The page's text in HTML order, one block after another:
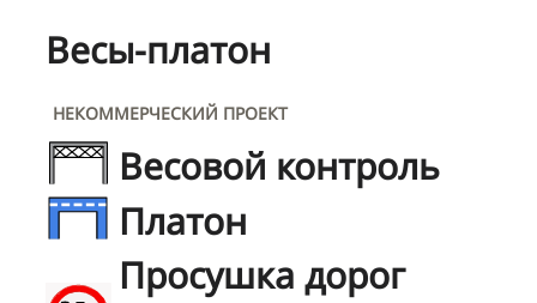
Весы-платон
НЕКОММЕРЧЕСКИЙ ПРОЕКТ
Весовой контроль
Платон
Просушка дорог